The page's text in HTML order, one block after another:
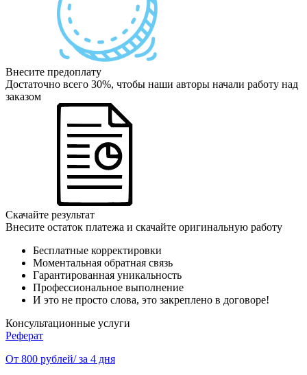
Внесите предоплату
Достаточно всего 30%, чтобы наши авторы начали работу над
заказом
Скачайте результат
Внесите остаток платежа и скачайте оригинальную работу
Бесплатные корректировки
Моментальная обратная связь
Гарантированная уникальность
Профессиональное выполнение
И это не просто слова, это закреплено в договоре!
Консультационные услуги
Реферат
От 800 рублей/ за 4 дня